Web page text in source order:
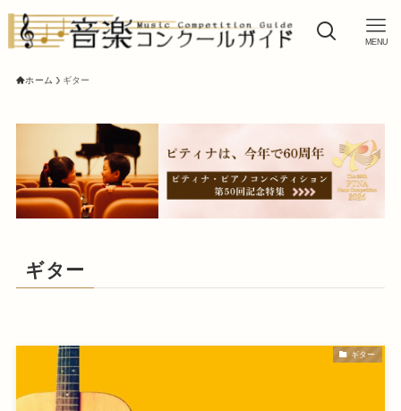
MENU
ホーム ギター
ギター
ギター